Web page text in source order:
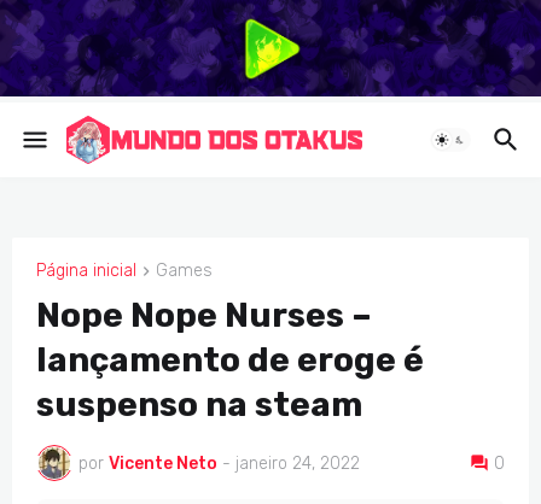
Página inicial Games
GAMES
Nope Nope Nurses –
lançamento de eroge é
suspenso na steam
por Vicente Neto - janeiro 24, 2022 0